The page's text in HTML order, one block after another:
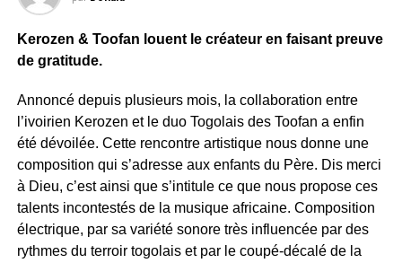
Kerozen & Toofan louent le créateur en faisant preuve
de gratitude.
Annoncé depuis plusieurs mois, la collaboration entre
l’ivoirien Kerozen et le duo Togolais des Toofan a enfin
été dévoilée. Cette rencontre artistique nous donne une
composition qui s’adresse aux enfants du Père. Dis merci
à Dieu, c’est ainsi que s’intitule ce que nous propose ces
talents incontestés de la musique africaine. Composition
électrique, par sa variété sonore très influencée par des
rythmes du terroir togolais et par le coupé-décalé de la